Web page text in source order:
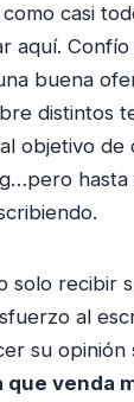
casi
aquí.
buena
distintos
objetivo de
hasta
solo recibir
al
su opinión
que venda